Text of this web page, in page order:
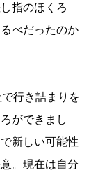
指のほくろ
べだったのか
行き詰まりを
ができまし
新しい可能性
。現在は自分